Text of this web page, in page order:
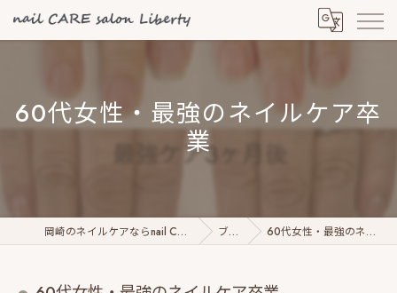
60代女性・最強のネイルケア卒
業
岡崎のネイルケアならnail CARE salon Liberty ブログ 60代女性・最強のネイルケア卒業